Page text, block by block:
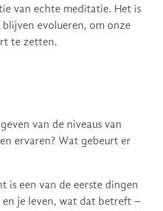
van echte meditatie. Het is
evolueren, om onze
te zetten.
van de niveaus van
ervaren? Wat gebeurt er
is een van de eerste dingen
je leven, wat dat betreft –